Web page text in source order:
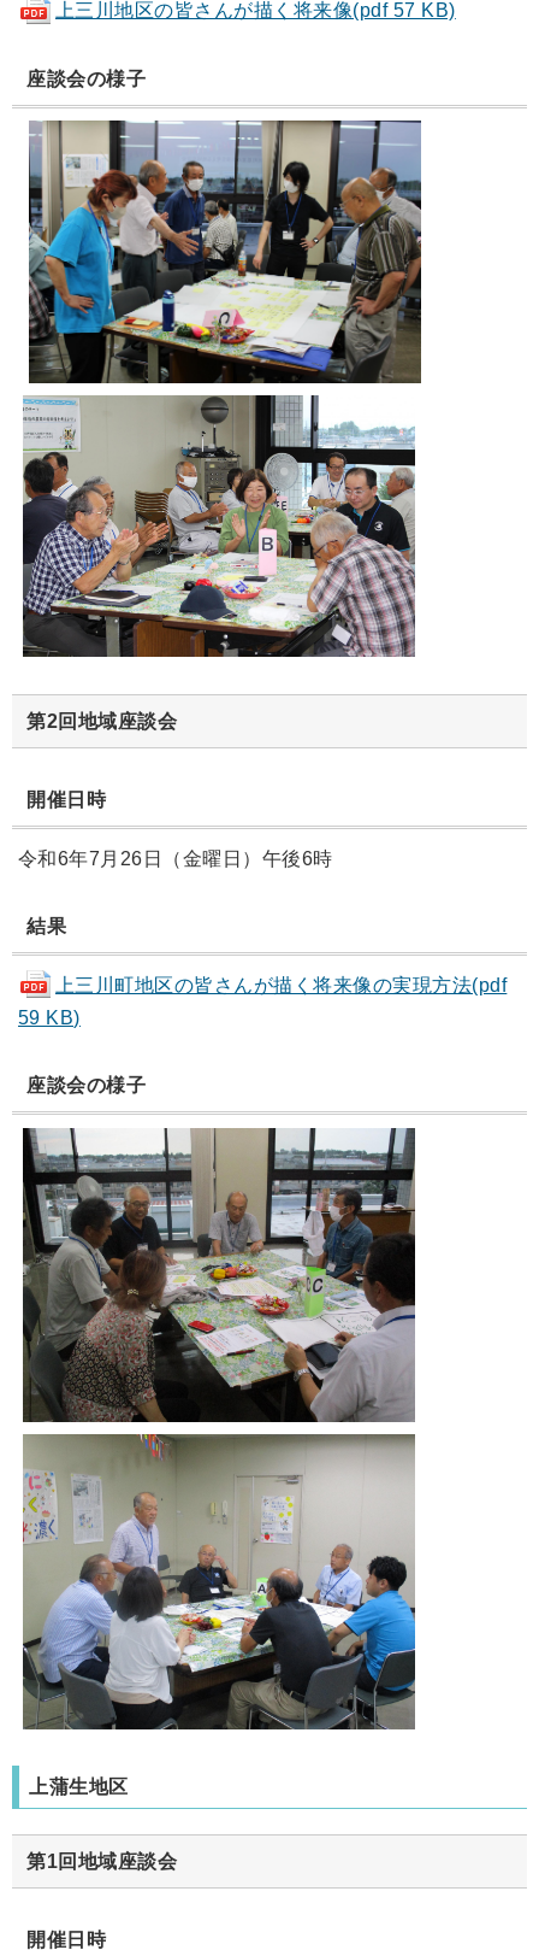
上三川地区の皆さんが描く将来像(pdf 57 KB)
座談会の様子
第2回地域座談会
開催日時
令和6年7月26日（金曜日）午後6時
結果
上三川町地区の皆さんが描く将来像の実現方法(pdf
59 KB)
座談会の様子
上蒲生地区
第1回地域座談会
開催日時